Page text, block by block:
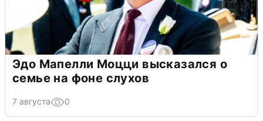
Эдо Мапелли Моцци высказался о
семье на фоне слухов
7 августа 0